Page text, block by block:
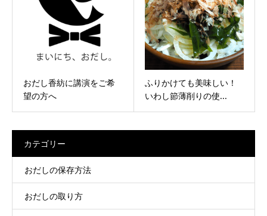
おだし香紡に講演をご希
望の方へ
ふりかけても美味しい！
いわし節薄削りの使...
カテゴリー
おだしの保存方法
おだしの取り方